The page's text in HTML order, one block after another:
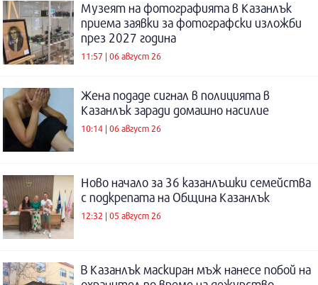
Музеят на фотографията в Казанлък
приема заявки за фотографски изложби
през 2027 година
11:57 | 06 август 26
Жена подаде сигнал в полицията в
Казанлък заради домашно насилие
10:14 | 06 август 26
Ново начало за 36 казанлъшки семейства
с подкрепата на Община Казанлък
12:32 | 05 август 26
В Казанлък маскиран мъж нанесе побой на